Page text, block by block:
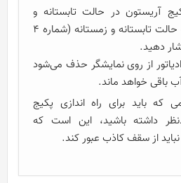
آریستون در حالت تابستانه و
زمستانه باید دکمه حالت تابستانه و زمستانه (شماره 4
دهید.
از روی نمایشگر حذف می‌شود
باقی خواهد ماند.
که باید برای راه اندازی پکیج
داشته باشید، این است که
از سقف کاذب عبور کند.